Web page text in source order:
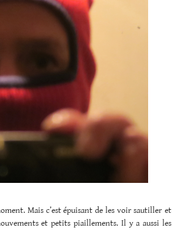
Mais c’est épuisant de les voir sautiller et
et petits piaillements. Il y a aussi les